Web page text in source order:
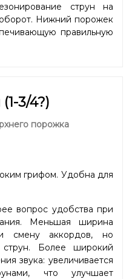
струн на
Нижний порожек
правильную
3/4?)
порожка
грифом. Удобна для
вопрос удобства при
Меньшая ширина
смену аккордов, но
струн. Более широкий
звука: увеличивается
что улучшает